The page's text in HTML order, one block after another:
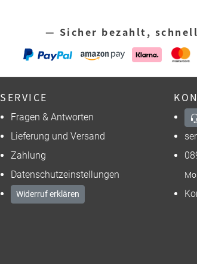
— Sicher bezahlt,
SERVICE
Fragen & Antworten
Lieferung und Versand
Zahlung
Datenschutzeinstellungen
Widerruf erklären